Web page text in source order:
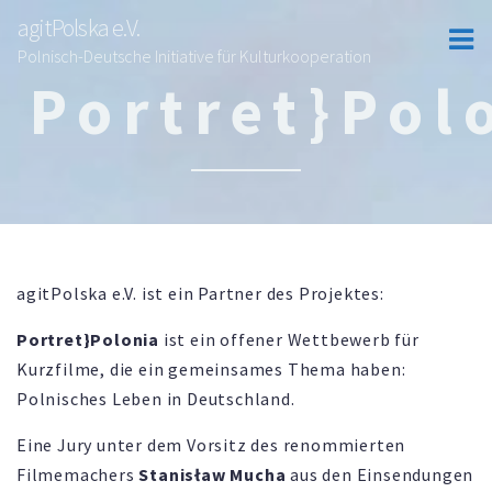
agitPolska e.V.
Polnisch-Deutsche Initiative für Kulturkooperation
agitPolska e.V. ist ein Partner des Projektes:
Portret}Polonia ist ein offener Wettbewerb für
Kurzfilme, die ein gemeinsames Thema haben:
Polnisches Leben in Deutschland.
Eine Jury unter dem Vorsitz des renommierten
FilmemachersStanisław Mucha aus den Einsendungen